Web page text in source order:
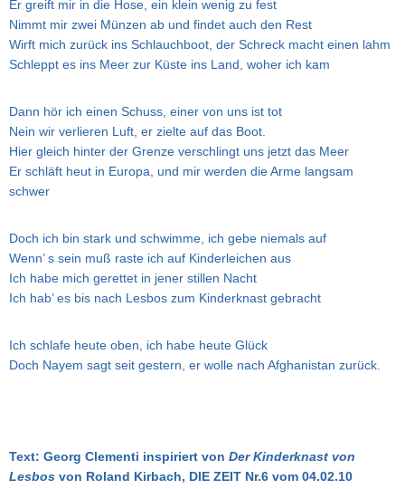
Er greift mir in die Hose, ein klein wenig zu fest
Nimmt mir zwei Münzen ab und findet auch den Rest
Wirft mich zurück ins Schlauchboot, der Schreck macht einen lahm
Schleppt es ins Meer zur Küste ins Land, woher ich kam
Dann hör ich einen Schuss, einer von uns ist tot
Nein wir verlieren Luft, er zielte auf das Boot.
Hier gleich hinter der Grenze verschlingt uns jetzt das Meer
Er schläft heut in Europa, und mir werden die Arme langsam
schwer
Doch ich bin stark und schwimme, ich gebe niemals auf
Wenn’ s sein muß raste ich auf Kinderleichen aus
Ich habe mich gerettet in jener stillen Nacht
Ich hab’ es bis nach Lesbos zum Kinderknast gebracht
Ich schlafe heute oben, ich habe heute Glück
Doch Nayem sagt seit gestern, er wolle nach Afghanistan zurück.
Text: Georg Clementi inspiriert von Der Kinderknast von
Lesbos von Roland Kirbach, DIE ZEIT Nr.6 vom 04.02.10